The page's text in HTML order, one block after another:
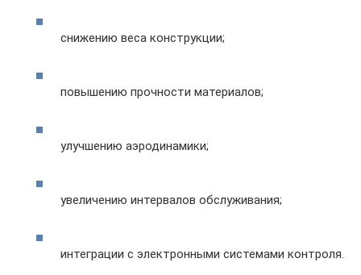
снижению веса конструкции;
повышению прочности материалов;
улучшению аэродинамики;
увеличению интервалов обслуживания;
интеграции с электронными системами контроля.